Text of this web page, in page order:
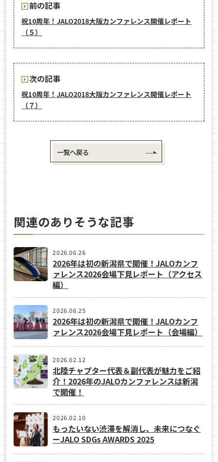
前の記事
祝10周年！JALO2018大阪カンファレンス開催レポート
（５）
次の記事
祝10周年！JALO2018大阪カンファレンス開催レポート
（７）
一覧へ戻る
関連のありそうな記事
2026.06.26
2026年は初の新潟県で開催！JALOカンフ
ァレンス2026会場下見レポート（アクセス
編）
2026.06.25
2026年は初の新潟県で開催！JALOカンフ
ァレンス2026会場下見レポート（会場編）
2026.02.12
北陸チャプター代表＆副代表が魅力をご紹
介！2026年のJALOカンファレンスは新潟
で開催！
2026.02.10
もったいない渋滞を解消し、未来につなぐ
ーJALO SDGs AWARDS 2025